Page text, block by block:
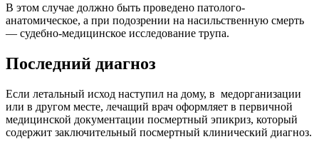
В этом случае должно быть проведено патолого-
анатомическое, а при подозрении на насильственную смерть
— судебно-медицинское исследование трупа.
Последний диагноз
Если летальный исход наступил на дому, в медорганизации
или в другом месте, лечащий врач оформляет в первичной
медицинской документации посмертный эпикриз, который
содержит заключительный посмертный клинический диагноз.